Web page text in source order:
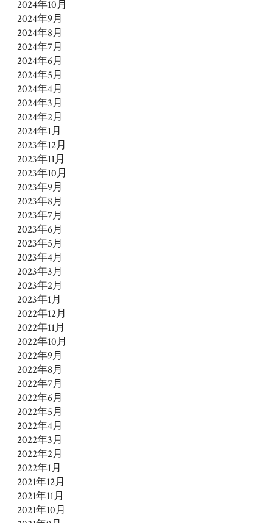
2024年10月
2024年9月
2024年8月
2024年7月
2024年6月
2024年5月
2024年4月
2024年3月
2024年2月
2024年1月
2023年12月
2023年11月
2023年10月
2023年9月
2023年8月
2023年7月
2023年6月
2023年5月
2023年4月
2023年3月
2023年2月
2023年1月
2022年12月
2022年11月
2022年10月
2022年9月
2022年8月
2022年7月
2022年6月
2022年5月
2022年4月
2022年3月
2022年2月
2022年1月
2021年12月
2021年11月
2021年10月